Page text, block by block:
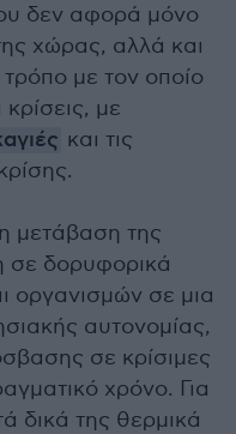
δεν αφορά μόνο
χώρας, αλλά και
με τον οποίο
κρίσεις, με
και τις
μετάβαση της
σε δορυφορικά
οργανισμών σε μια
αυτονομίας,
σε κρίσιμες
χρόνο. Για
δικά της θερμικά